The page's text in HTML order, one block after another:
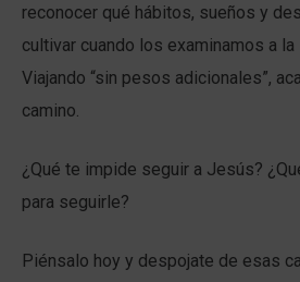
reconocer qué hábitos, sueños y
cultivar cuando los examinamos a
Viajando “sin pesos adicionales”,
camino.
¿Qué te impide seguir a Jesús?
para seguirle?
Piénsalo hoy y despojate de esas